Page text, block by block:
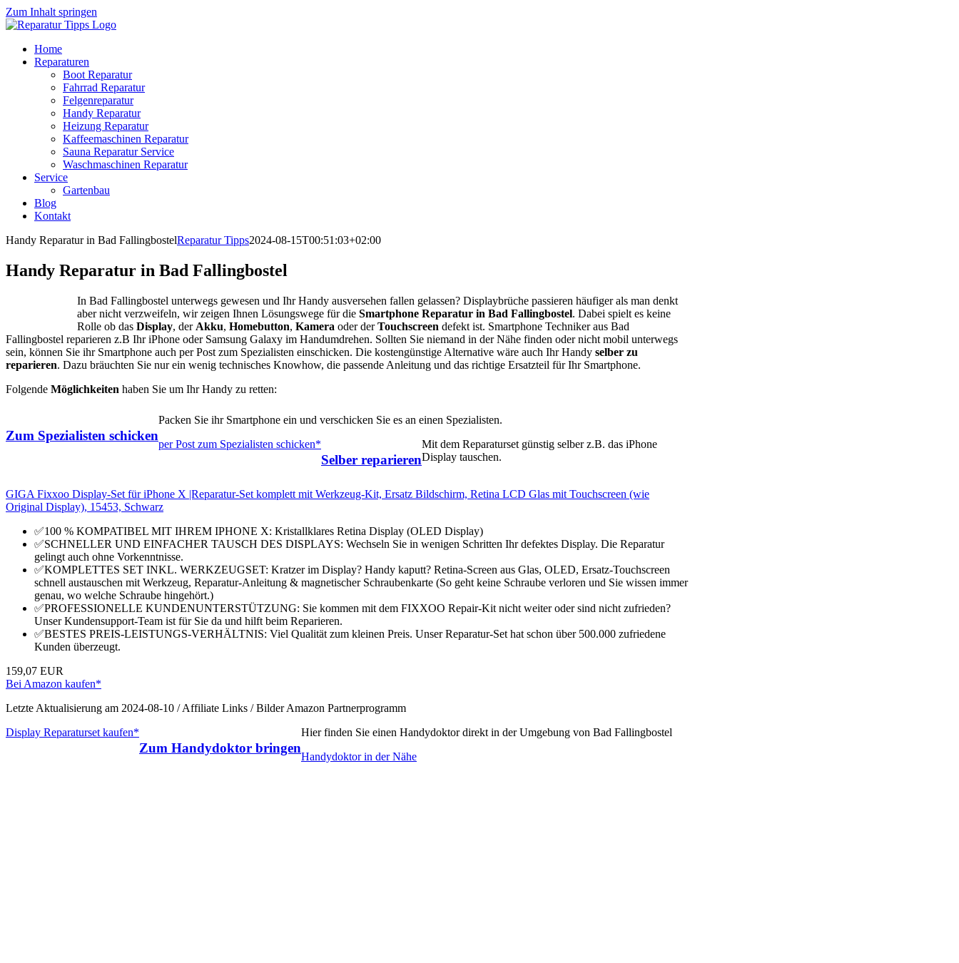
Zum Inhalt springen
Home
Reparaturen
Boot Reparatur
Fahrrad Reparatur
Felgenreparatur
Handy Reparatur
Heizung Reparatur
Kaffeemaschinen Reparatur
Sauna Reparatur Service
Waschmaschinen Reparatur
Service
Gartenbau
Blog
Kontakt
Handy Reparatur in Bad FallingbostelReparatur Tipps2024-08-15T00:51:03+02:00
Handy Reparatur in Bad Fallingbostel
In Bad Fallingbostel unterwegs gewesen und Ihr Handy ausversehen fallen gelassen? Displaybrüche passieren häufiger als man denkt
aber nicht verzweifeln, wir zeigen Ihnen Lösungswege für die Smartphone Reparatur in Bad Fallingbostel. Dabei spielt es keine
Rolle ob das Display, der Akku, Homebutton, Kamera oder derTouchscreen defekt ist. Smartphone Techniker aus Bad
Fallingbostel reparieren z.B Ihr iPhone oder Samsung Galaxy im Handumdrehen. Sollten Sie niemand in der Nähe finden oder nicht mobil unterwegs
sein, können Sie ihr Smartphone auch per Post zum Spezialisten einschicken. Die kostengünstige Alternative wäre auch Ihr Handy selber zu
reparieren. Dazu bräuchten Sie nur ein wenig technisches Knowhow, die passende Anleitung und das richtige Ersatzteil für Ihr Smartphone.
Folgende Möglichkeiten haben Sie um Ihr Handy zu retten:
Zum Spezialisten schicken
Packen Sie ihr Smartphone ein und verschicken Sie es an einen Spezialisten.
per Post zum Spezialisten schicken*
Selber reparieren
Mit dem Reparaturset günstig selber z.B. das iPhone
Display tauschen.
GIGA Fixxoo Display-Set für iPhone X |Reparatur-Set komplett mit Werkzeug-Kit, Ersatz Bildschirm, Retina LCD Glas mit Touchscreen (wie
Original Display), 15453, Schwarz
✅100 % KOMPATIBEL MIT IHREM IPHONE X: Kristallklares Retina Display (OLED Display)
✅SCHNELLER UND EINFACHER TAUSCH DES DISPLAYS: Wechseln Sie in wenigen Schritten Ihr defektes Display. Die Reparatur
gelingt auch ohne Vorkenntnisse.
✅KOMPLETTES SET INKL. WERKZEUGSET: Kratzer im Display? Handy kaputt? Retina-Screen aus Glas, OLED, Ersatz-Touchscreen
schnell austauschen mit Werkzeug, Reparatur-Anleitung & magnetischer Schraubenkarte (So geht keine Schraube verloren und Sie wissen immer
genau, wo welche Schraube hingehört.)
✅PROFESSIONELLE KUNDENUNTERSTÜTZUNG: Sie kommen mit dem FIXXOO Repair-Kit nicht weiter oder sind nicht zufrieden?
Unser Kundensupport-Team ist für Sie da und hilft beim Reparieren.
✅BESTES PREIS-LEISTUNGS-VERHÄLTNIS: Viel Qualität zum kleinen Preis. Unser Reparatur-Set hat schon über 500.000 zufriedene
Kunden überzeugt.
159,07 EUR
Bei Amazon kaufen*
Letzte Aktualisierung am 2024-08-10 / Affiliate Links / Bilder Amazon Partnerprogramm
Display Reparaturset kaufen*
Zum Handydoktor bringen
Hier finden Sie einen Handydoktor direkt in der Umgebung von Bad Fallingbostel
Handydoktor in der Nähe